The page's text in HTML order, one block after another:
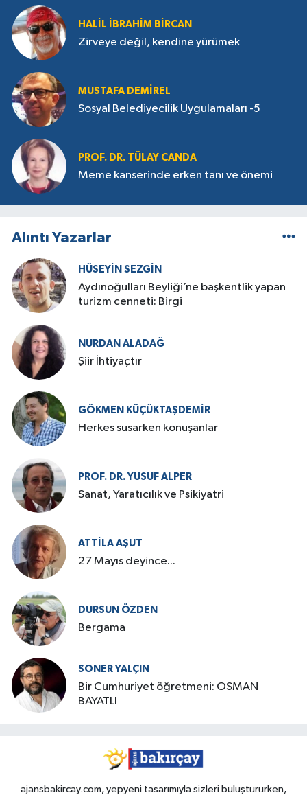
HALIL İBRAHIM BIRCAN
Zirveye değil, kendine yürümek
MUSTAFA DEMIREL
Sosyal Belediyecilik Uygulamaları -5
PROF. DR. TÜLAY CANDA
Meme kanserinde erken tanı ve önemi
Alıntı Yazarlar
HÜSEYIN SEZGIN
Aydınoğulları Beyliği’ne başkentlik yapan
turizm cenneti: Birgi
NURDAN ALADAĞ
Şiir İhtiyaçtır
GÖKMEN KÜÇÜKTAŞDEMIR
Herkes susarken konuşanlar
PROF. DR. YUSUF ALPER
Sanat, Yaratıcılık ve Psikiyatri
ATTILA AŞUT
27 Mayıs deyince...
DURSUN ÖZDEN
Bergama
SONER YALÇIN
Bir Cumhuriyet öğretmeni: OSMAN
BAYATLI
ajansbakircay.com, yepyeni tasarımıyla sizleri buluştururken,